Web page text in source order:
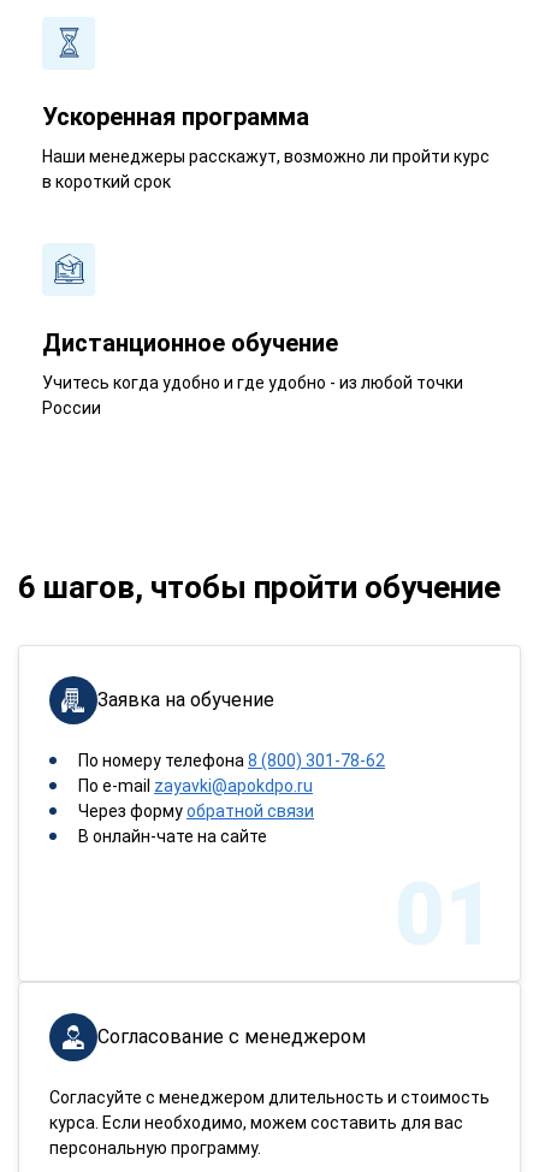
Ускоренная программа
Наши менеджеры расскажут, возможно ли пройти курс
в короткий срок
Дистанционное обучение
Учитесь когда удобно и где удобно - из любой точки
России
6 шагов, чтобы пройти обучение
Заявка на обучение
По номеру телефона 8 (800) 301-78-62
По e-mail zayavki@apokdpo.ru
Через формуобратной связи
В онлайн-чате на сайте
01
Согласование с менеджером
Согласуйте с менеджером длительность и стоимость
курса. Если необходимо, можем составить для вас
персональную программу.